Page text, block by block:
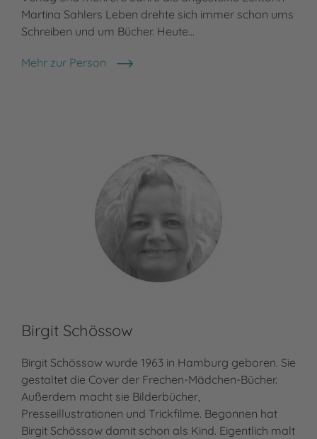
Martina Sahlers Leben drehte sich immer schon ums
Schreiben und um Bücher. Heute…
Mehr zur Person
Martina Sahler
Birgit Schössow
Birgit Schössow wurde 1963 in Hamburg geboren. Sie
gestaltet die Cover der Frechen-Mädchen-Bücher.
Außerdem macht sie Bilderbücher,
Presseillustrationen und Trickfilme. Begonnen hat
Birgit Schössow damit schon als Kind. Eigentlich malt